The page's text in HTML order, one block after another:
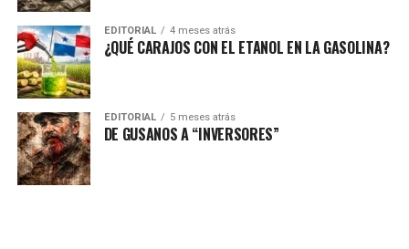
EDITORIAL 4 meses atrás
¿QUÉ CARAJOS CON EL ETANOL EN LA GASOLINA?
EDITORIAL 5 meses atrás
DE GUSANOS A “INVERSORES”